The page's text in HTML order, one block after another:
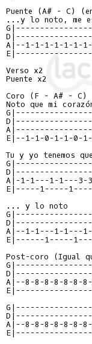
Puente (A# - C)
...y lo noto, me
A|--1-1-1-1-1-1-
Verso x2
Puente x2
Coro (F - A# - C)
Noto que mi
E|--1-1-0-1-1-
Tu y yo tenemos
A|-1-1---1-1---
E|-----1-----
... y lo noto
A|--1-1---1-1---
E|------1-----
Post-coro (Igual
A|--8-8-8-8-8-8-
A|--8-8-8-8-8-8-